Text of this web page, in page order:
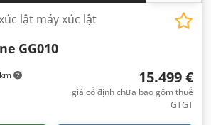
lật máy xúc lật
GG010
15.499 €
giá cố định chưa bao gồm thuế
GTGT